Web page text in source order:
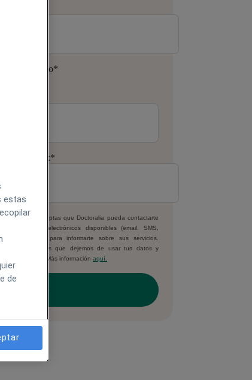
de teléfono*
electrónico:*
tus datos, aceptas que Doctoralia pueda contactarte
los medios electrónicos disponibles (email, SMS,
o similares) para informarte sobre sus servicios.
podrás pedirnos que dejemos de usar tus datos y
al tratamiento. Más información aquí.
estas
de